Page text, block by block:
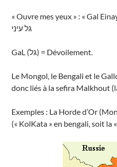
« Ouvre mes yeux » : « Gal
גל עיני
GaL (גל) = Dévoilement.
Le Mongol, le Bengali et le
donc liés à la sefira Malkhout
Exemples : La Horde d’Or
(« KolKata » en bengali, soit la